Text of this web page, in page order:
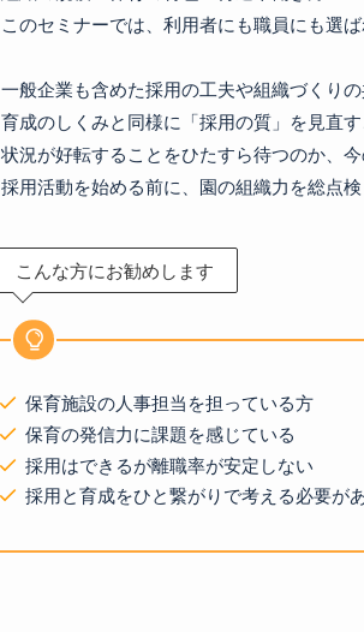
このセミナーでは、利用者にも職員にも選
一般企業も含めた採用の工夫や組織づくり
育成のしくみと同様に「採用の質」を見直
状況が好転することをひたすら待つのか、
こんな方にお勧めします
保育施設の人事担当を担っている方
保育の発信力に課題を感じている
採用はできるが離職率が安定しない
採用と育成をひと繋がりで考える必要が